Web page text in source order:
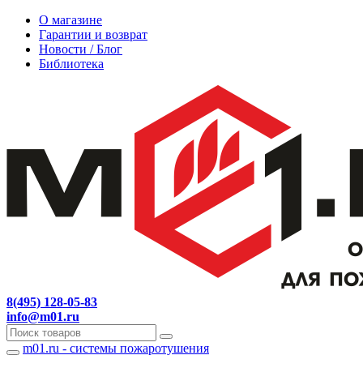
О магазине
Гарантии и возврат
Новости / Блог
Библиотека
8(495) 128-05-83
info@m01.ru
Навигация
m01.ru - системы пожаротушения